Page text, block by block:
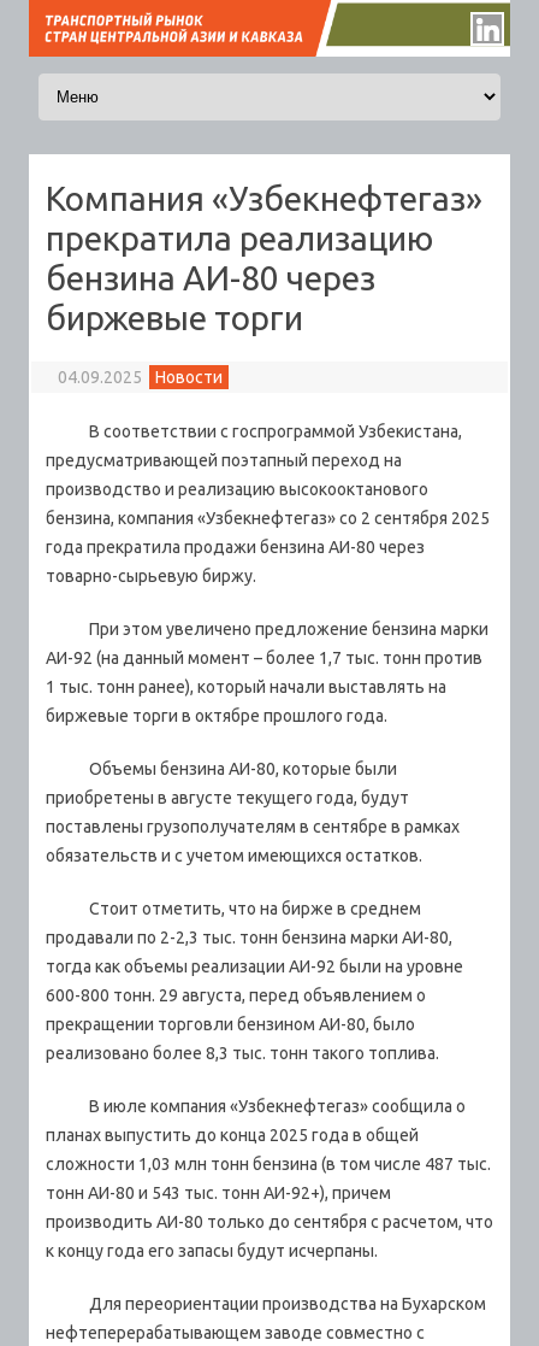
Перейти к содержимому
Компания «Узбекнефтегаз»
прекратила реализацию
бензина АИ-80 через
биржевые торги
04.09.2025 Новости
В соответствии с госпрограммой Узбекистана,
предусматривающей поэтапный переход на
производство и реализацию высокооктанового
бензина, компания «Узбекнефтегаз» со 2 сентября 2025
года прекратила продажи бензина АИ-80 через
товарно-сырьевую биржу.
При этом увеличено предложение бензина марки
АИ-92 (на данный момент – более 1,7 тыс. тонн против
1 тыс. тонн ранее), который начали выставлять на
биржевые торги в октябре прошлого года.
Объемы бензина АИ-80, которые были
приобретены в августе текущего года, будут
поставлены грузополучателям в сентябре в рамках
обязательств и с учетом имеющихся остатков.
Стоит отметить, что на бирже в среднем
продавали по 2-2,3 тыс. тонн бензина марки АИ-80,
тогда как объемы реализации АИ-92 были на уровне
600-800 тонн. 29 августа, перед объявлением о
прекращении торговли бензином АИ-80, было
реализовано более 8,3 тыс. тонн такого топлива.
В июле компания «Узбекнефтегаз» сообщила о
планах выпустить до конца 2025 года в общей
сложности 1,03 млн тонн бензина (в том числе 487 тыс.
тонн АИ-80 и 543 тыс. тонн АИ-92+), причем
производить АИ-80 только до сентября с расчетом, что
к концу года его запасы будут исчерпаны.
Для переориентации производства на Бухарском
нефтеперерабатывающем заводе совместно с